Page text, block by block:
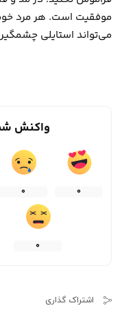
موفقیت است. هر مرد
می‌تواند استایلی
واکنش
0
0
0
اشتراک گذاری